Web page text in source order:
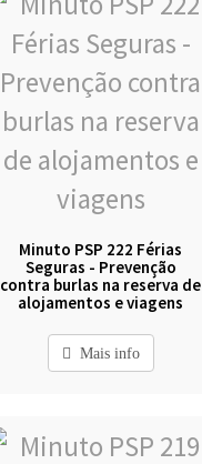
Minuto PSP 222 Férias
Seguras - Prevenção
contra burlas na reserva de
alojamentos e viagens
Mais info